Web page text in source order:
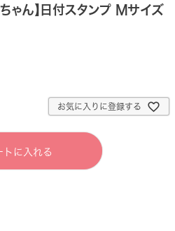
ちゃん】日付スタンプ Mサイズ
お気に入りに登録する
トに入れる